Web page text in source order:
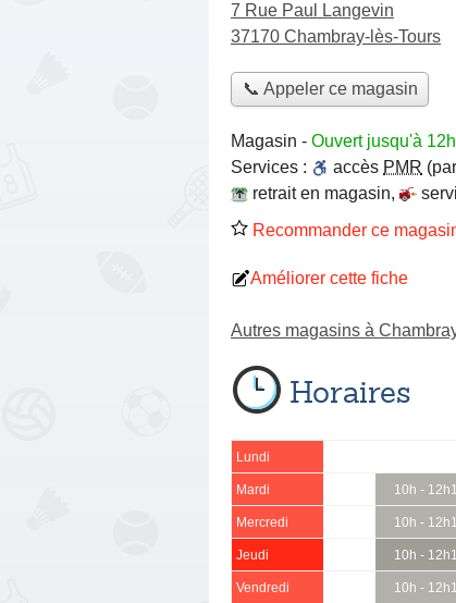
7 Rue Paul Langevin
37170 Chambray-lès-Tours
📞 Appeler ce magasin
Magasin - Ouvert jusqu'à
Services :
accès PMR
retrait en magasin,
Recommander ce
Améliorer cette fiche
Autres magasins à
Horaires
Lundi
Mardi 10h -
Mercredi 10h -
Jeudi 10h -
Vendredi 10h -